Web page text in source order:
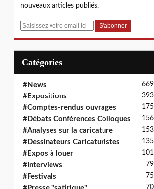
nouveaux articles publiés.
E
Catégories
#News 669
#Expositions 393
#Comptes-rendus ouvrages 175
#Débats Conférences Colloques 156
#Analyses sur la caricature 153
#Dessinateurs Caricaturistes 135
#Expos à louer 101
#Interviews 79
#Festivals 75
70